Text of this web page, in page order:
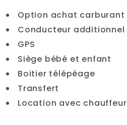
Option achat carburant
Conducteur additionnel
GPS
Siège bébé et enfant
Boitier télépéage
Transfert
Location avec chauffeur